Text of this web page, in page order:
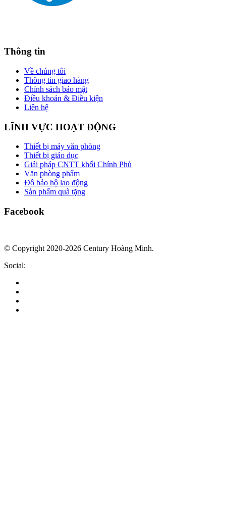
Thông tin
Về chúng tôi
Thông tin giao hàng
Chính sách bảo mật
Điều khoản & Điều kiện
Liên hệ
LĨNH VỰC HOẠT ĐỘNG
Thiết bị máy văn phòng
Thiết bị giáo dục
Giải pháp CNTT khối Chính Phủ
Văn phòng phẩm
Đồ bảo hộ lao động
Sản phẩm quà tặng
Facebook
© Copyright 2020-2026 Century Hoàng Minh.
Social: